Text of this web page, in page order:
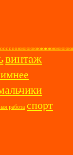
винтаж
работа спорт